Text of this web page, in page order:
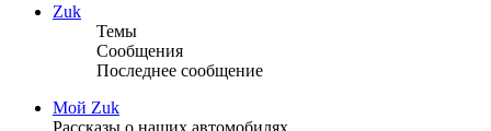
Zuk
Темы
Сообщения
Последнее сообщение
Мой Zuk
Рассказы о наших автомобилях